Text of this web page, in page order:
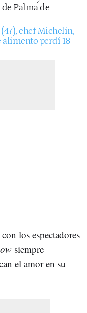
Palma de
chef Michelin,
alimento perdí 18
los espectadores
siempre
el amor en su